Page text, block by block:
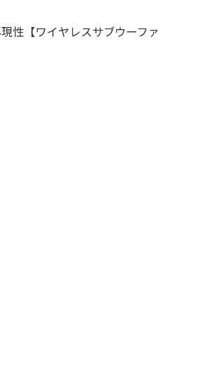
性【ワイヤレスサブウーファ